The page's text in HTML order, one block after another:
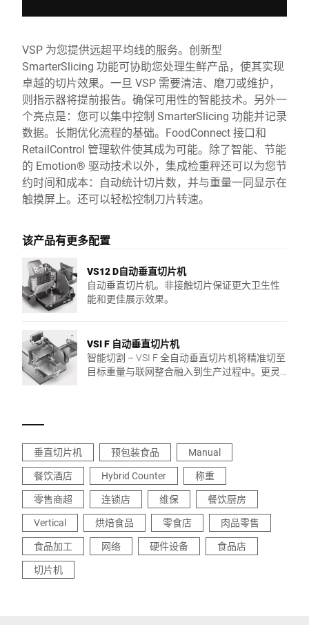
VSP 为您提供远超平均线的服务。创新型
SmarterSlicing 功能可协助您处理生鲜产品，使其实现
卓越的切片效果。一旦 VSP 需要清洁、磨刀或维护，
则指示器将提前报告。确保可用性的智能技术。另外一
个亮点是：您可以集中控制 SmarterSlicing 功能并记录
数据。长期优化流程的基础。FoodConnect 接口和
RetailControl 管理软件使其成为可能。除了智能、节能
的 Emotion® 驱动技术以外，集成检重秤还可以为您节
约时间和成本：自动统计切片数，并与重量一同显示在
触摸屏上。还可以轻松控制刀片转速。
该产品有更多配置
VS12 D自动垂直切片机
自动垂直切片机。非接触切片保证更大卫生性
能和更佳展示效果。
VSI F 自动垂直切片机
智能切割 – VSI F 全自动垂直切片机将精准切至
目标重量与联网整合融入到生产过程中。更灵
垂直切片机 预包装食品
Manual
餐饮酒店
Hybrid Counter
称重
零售商超
连锁店 维保
餐饮厨房
Vertical
烘焙食品 零食店
肉品零售
食品加工
网络 硬件设备
食品店
切片机